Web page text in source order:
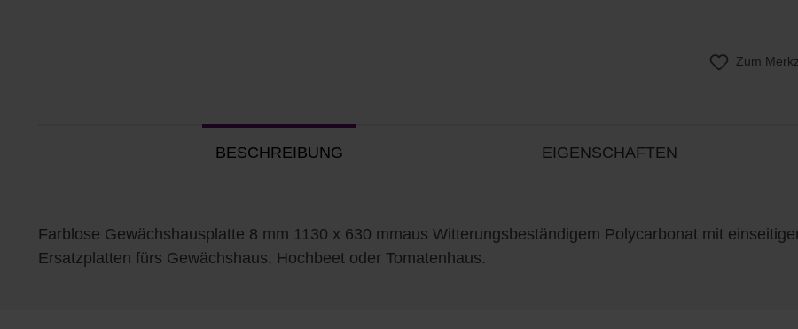
Zum
BESCHREIBUNG EIGENSCHAFTEN
Farblose Gewächshausplatte 8 mm 1130 x 630 mmaus Witterungsbeständigem Polycarbonat mit
Ersatzplatten fürs Gewächshaus, Hochbeet oder Tomatenhaus.